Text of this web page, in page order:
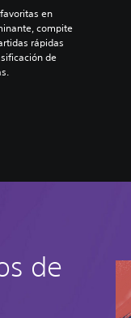
en
compite
rápidas
de
de